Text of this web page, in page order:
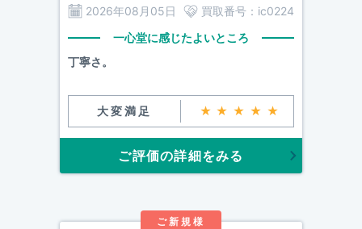
2026年08月05日
買取番号： ic0224
一心堂に感じたよいところ
丁寧さ。
大変満足 ★★★★★
ご評価の詳細をみる
ご新規様